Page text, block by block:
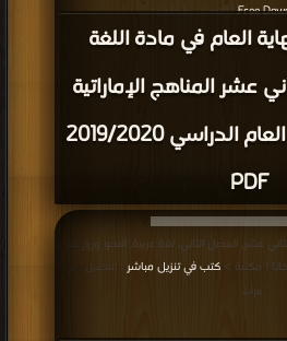
العام في مادة اللغة
عشر المناهج الإماراتية
الفصل الثالث من العام الدراسي 2019/2020
PDF
| التحميل : مرة/مرات
عشر, الفصل الثاني, لغة عربية, النحو ورق عمل
كتب في تنزيل مباشر | التحميل : مرة/
مرات